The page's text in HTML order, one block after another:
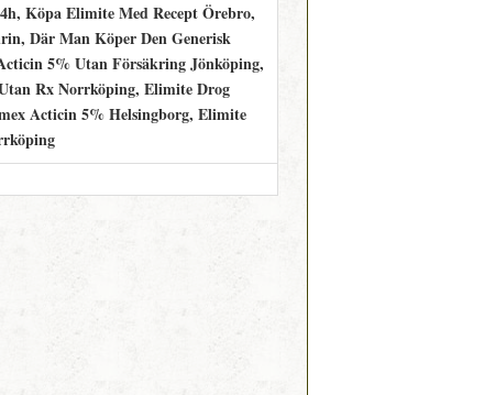
Köpa Elimite Med Recept Örebro,
Där Man Köper Den Generisk
5% Utan Försäkring Jönköping,
Rx Norrköping, Elimite Drog
Acticin 5% Helsingborg, Elimite